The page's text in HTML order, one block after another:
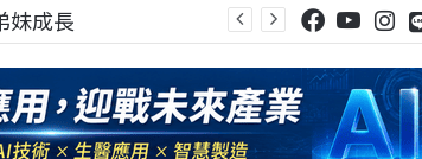
妹成長